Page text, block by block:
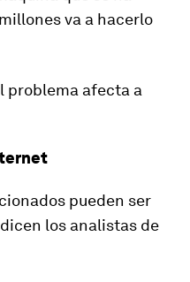
va a hacerlo
problema afecta a
pueden ser
los analistas de